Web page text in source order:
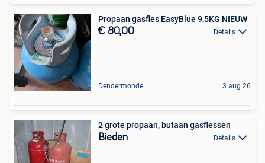
Propaan gasfles EasyBlue 9,5KG NIEUW
€ 80,00 Details
Dendermonde 3 aug 26
2 grote propaan, butaan gasflessen
Bieden Details